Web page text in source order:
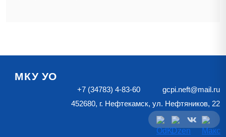
МКУ УО
+7 (34783) 4-83-60
gcpi.neft@mail.ru
452680, г. Нефтекамск, ул. Нефтяников, 22